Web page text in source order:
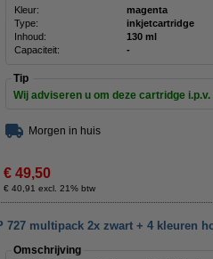
Kleur: magenta
Type:
inkjetcartridge
Inhoud:
130 ml
Capaciteit:
-
Tip
Wij adviseren u om deze cartridge
Morgen in huis
€ 49,50
€ 40,91 excl. 21% btw
727 multipack 2x zwart + 4 kleuren
Omschrijving